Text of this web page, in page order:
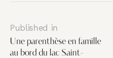
Published in
Une parenthèse en famille
au bord du lac Saint-